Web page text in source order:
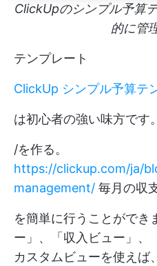
ClickUpのシンプル予算
的に管
テンプレート
ClickUp シンプル予算テ
は初心者の強い味方です
/を作る。
https://clickup.com/ja/
management/ 毎月の収
を簡単に行うことができ
ー」、「収入ビュー」
カスタムビューを使えば